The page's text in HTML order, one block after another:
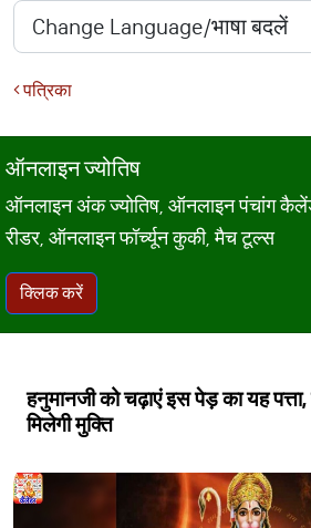
पत्रिका
ऑनलाइन ज्योतिष
ऑनलाइन अंक ज्योतिष, ऑनलाइन पंचांग
रीडर, ऑनलाइन फॉर्च्यून कुकी, मैच टूल्स
क्लिक करें
हनुमानजी को चढ़ाएं इस पेड़ का यह
मिलेगी मुक्ति